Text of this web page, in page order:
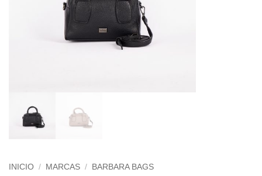
INICIO / MARCAS / BARBARA BAGS